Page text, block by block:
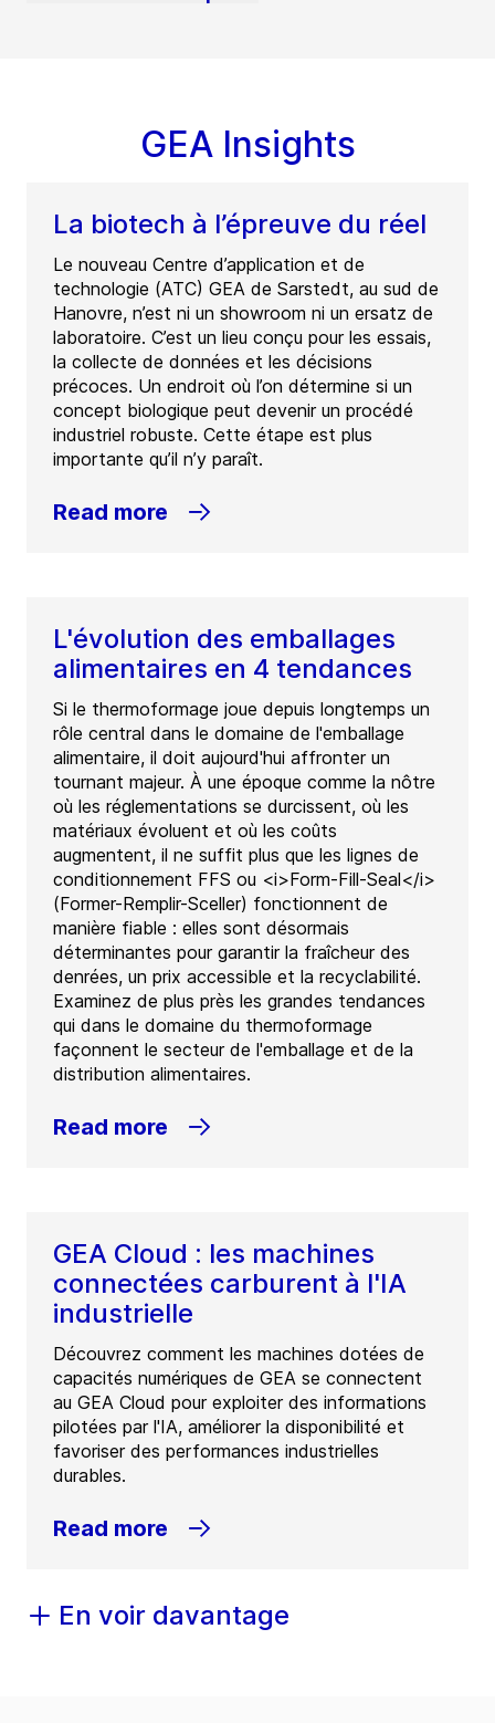
GEA Insights
La biotech à l’épreuve du réel
Le nouveau Centre d’application et de
technologie (ATC) GEA de Sarstedt, au sud de
Hanovre, n’est ni un showroom ni un ersatz de
laboratoire. C’est un lieu conçu pour les essais,
la collecte de données et les décisions
précoces. Un endroit où l’on détermine si un
concept biologique peut devenir un procédé
industriel robuste. Cette étape est plus
importante qu’il n’y paraît.
Read more
L'évolution des emballages
alimentaires en 4 tendances
Si le thermoformage joue depuis longtemps un
rôle central dans le domaine de l'emballage
alimentaire, il doit aujourd'hui affronter un
tournant majeur. À une époque comme la nôtre
où les réglementations se durcissent, où les
matériaux évoluent et où les coûts
augmentent, il ne suffit plus que les lignes de
conditionnement FFS ou <i>Form-Fill-Seal</i>
(Former-Remplir-Sceller) fonctionnent de
manière fiable : elles sont désormais
déterminantes pour garantir la fraîcheur des
denrées, un prix accessible et la recyclabilité.
Examinez de plus près les grandes tendances
qui dans le domaine du thermoformage
façonnent le secteur de l'emballage et de la
distribution alimentaires.
Read more
GEA Cloud : les machines
connectées carburent à l'IA
industrielle
Découvrez comment les machines dotées de
capacités numériques de GEA se connectent
au GEA Cloud pour exploiter des informations
pilotées par l'IA, améliorer la disponibilité et
favoriser des performances industrielles
durables.
Read more
En voir davantage